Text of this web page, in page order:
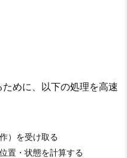
めに、以下の処理を高速
）を受け取る
置・状態を計算する